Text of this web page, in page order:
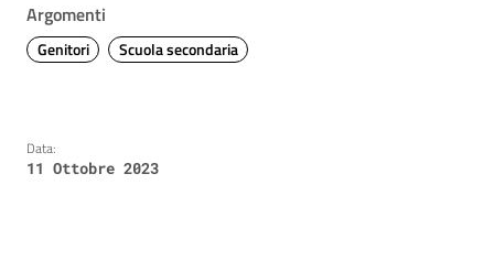
Argomenti
Genitori Scuola secondaria
Data:
11 Ottobre 2023